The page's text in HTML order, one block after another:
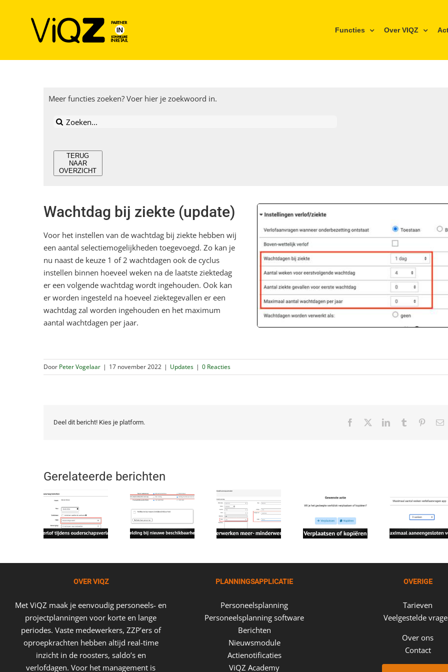
Functies Over VIQZ
Meer functies zoeken? Voer hier je zoekwoord in.
Zoeken
TERUG
NAAR
OVERZICHT
Wachtdag bij ziekte (update)
Voor het instellen van de wachtdag bij ziekte hebben wij
een aantal selectiemogelijkheden toegevoegd. Zo kan je
nu naast de keuze 1 of 2 wachtdagen ook de cyclus
instellen binnen hoeveel weken na de laatste ziektedag
er een volgende wachtdag wordt ingehouden. Ook kan
er worden ingesteld na hoeveel ziektegevallen er een
wachtdag zal worden ingehouden en het maximum
aantal wachtdagen per jaar.
Door Peter Vogelaar | 17 november 2022 | Updates | 0 Reacties
Deel dit bericht! Kies je platform. Facebook LinkedInTumblr Pinterest
E-
Gerelateerde berichten
OVER VIQZ
Met ViQZ maak je eenvoudig personeels- en
projectplanningen voor korte en lange
periodes. Vaste medewerkers, ZZP’ers of
oproepkrachten hebben altijd real-time
inzicht in de roosters, saldo’s en
verlofdagen. Voor het management is
PLANNINGSAPPLICATIE
Personeelsplanning
Personeelsplanning software
Berichten
Nieuwsmodule
Actienotificaties
ViQZ Academy
OVERIGE
Tarieven
Veelgestelde
Over ons
Contact